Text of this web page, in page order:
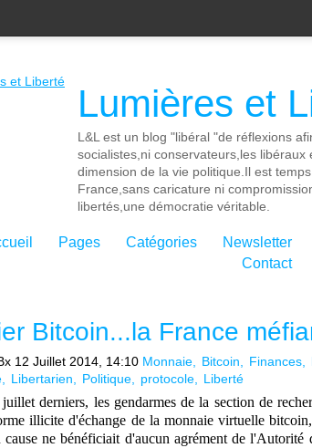
Lumières et
L&L est un blog "libéral "de réflexions
socialistes,ni conservateurs,les libéraux
dimension de la vie politique.Il est
France,sans caricature ni
libertés,une démocratie véritable.
Pages Catégories
Newsletter
Contact
Bitcoin...la France
12 Juillet 2014, 14:10 Monnaie Bitcoin Finances
Libertarien Politique protocole Liberté
derniers, les gendarmes de la section de
illicite d'échange de la monnaie virtuelle
cause ne bénéficiait d'aucun agrément de